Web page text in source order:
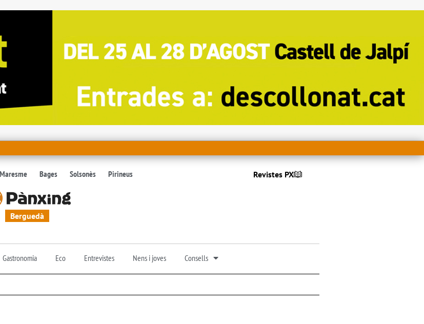
Maresme Bages Solsonès Pirineus Revistes PX
Berguedà
Gastronomia Eco Entrevistes Nens i joves Consells